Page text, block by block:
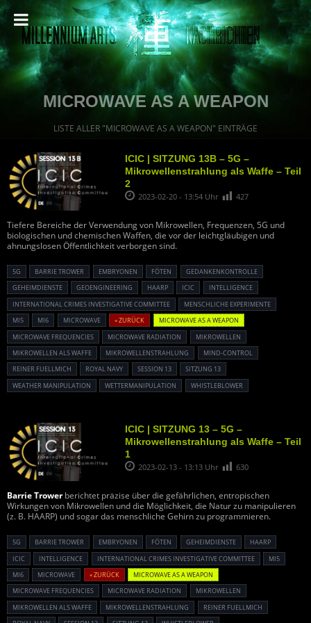
MICROWAVE AS A WEAPON
LISTE ALLER "MICROWAVE AS A WEAPON" EINTRÄGE
ICIC | SITZUNG 13B – 5G –
Mikrowellenstrahlung als Waffe – Teil
2
2023-02-20 - 13:54 Uhr 427
Tiefere Bereiche der Verwendung von Mikrowellen, Frequenzen, 5G und
biologischen und chemischen Waffen, die vor der leichtgläubigen und
ahnungslosen Öffentlichkeit verborgen sind.
5G BARRIE TROWER EMBRYONEN FÖTEN
GEDANKENKONTROLLE
GEHEIMDIENSTE
GEOENGINEERING HAARP ICIC
INTELLIGENCE
INTERNATIONAL CRIMES INVESTIGATIVE COMMITTEE
MENSCHLICHE EXPERIMENTE
MI5
MI6 MICROWAVE « ZURÜCK
MICROWAVE AS A WEAPON
MICROWAVE FREQUENCIES
MICROWAVE RADIATION
MIKROWELLEN
MIKROWELLEN ALS WAFFE
MIKROWELLENSTRAHLUNG
MIND-CONTROL
REINER FUELLMICH
ROYAL NAVY SESSION 13
SITZUNG 13
WEATHER MANIPULATION
WETTERMANIPULATION WHISTLEBLOWER
ICIC | SITZUNG 13 – 5G –
Mikrowellenstrahlung als Waffe – Teil
1
2023-02-13 - 13:13 Uhr 630
Barrie Trowerberichtet präzise über die gefährlichen, entropischen
Wirkungen von Mikrowellen und die Möglichkeit, die Natur zu manipulieren
(z. B. HAARP) und sogar das menschliche Gehirn zu programmieren.
5G BARRIE TROWER EMBRYONEN FÖTEN GEHEIMDIENSTE
HAARP
ICIC
INTELLIGENCE INTERNATIONAL CRIMES INVESTIGATIVE COMMITTEE
MI5
MI6
MICROWAVE « ZURÜCK
MICROWAVE AS A WEAPON
MICROWAVE FREQUENCIES
MICROWAVE RADIATION
MIKROWELLEN
MIKROWELLEN ALS WAFFE
MIKROWELLENSTRAHLUNG
REINER FUELLMICH